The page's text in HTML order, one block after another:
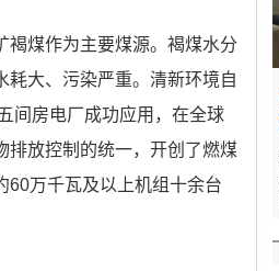
煤作为主要煤源。褐煤水分
耗大、污染严重。清新环境自
间房电厂成功应用，在全球
排放控制的统一，开创了燃煤
60万千瓦及以上机组十余台